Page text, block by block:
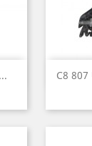
C8 807